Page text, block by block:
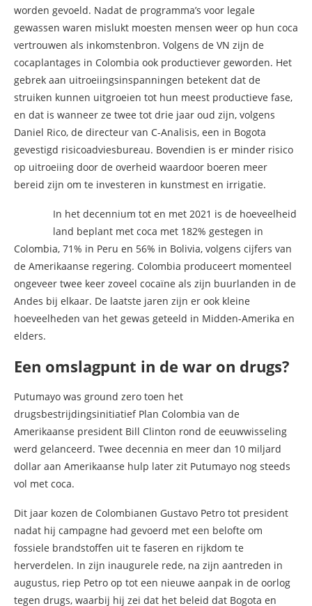
worden gevoeld. Nadat de programma’s voor legale
gewassen waren mislukt moesten mensen weer op hun coca
vertrouwen als inkomstenbron. Volgens de VN zijn de
cocaplantages in Colombia ook productiever geworden. Het
gebrek aan uitroeiingsinspanningen betekent dat de
struiken kunnen uitgroeien tot hun meest productieve fase,
en dat is wanneer ze twee tot drie jaar oud zijn, volgens
Daniel Rico, de directeur van C-Analisis, een in Bogota
gevestigd risicoadviesbureau. Bovendien is er minder risico
op uitroeiing door de overheid waardoor boeren meer
bereid zijn om te investeren in kunstmest en irrigatie.
In het decennium tot en met 2021 is de hoeveelheid
land beplant met coca met 182% gestegen in
Colombia, 71% in Peru en 56% in Bolivia, volgens cijfers van
de Amerikaanse regering. Colombia produceert momenteel
ongeveer twee keer zoveel cocaïne als zijn buurlanden in de
Andes bij elkaar. De laatste jaren zijn er ook kleine
hoeveelheden van het gewas geteeld in Midden-Amerika en
elders.
Een omslagpunt in de war on drugs?
Putumayo was ground zero toen het
drugsbestrijdingsinitiatief Plan Colombia van de
Amerikaanse president Bill Clinton rond de eeuwwisseling
werd gelanceerd. Twee decennia en meer dan 10 miljard
dollar aan Amerikaanse hulp later zit Putumayo nog steeds
vol met coca.
Dit jaar kozen de Colombianen Gustavo Petro tot president
nadat hij campagne had gevoerd met een belofte om
fossiele brandstoffen uit te faseren en rijkdom te
herverdelen. In zijn inaugurele rede, na zijn aantreden in
augustus, riep Petro op tot een nieuwe aanpak in de oorlog
tegen drugs, waarbij hij zei dat het beleid dat Bogota en